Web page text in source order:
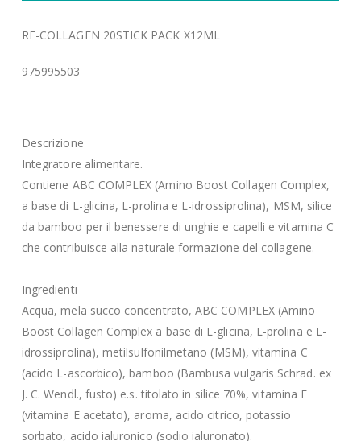
RE-COLLAGEN 20STICK PACK X12ML
975995503
Descrizione
Integratore alimentare.
Contiene ABC COMPLEX (Amino Boost Collagen Complex,
a base di L-glicina, L-prolina e L-idrossiprolina), MSM, silice
da bamboo per il benessere di unghie e capelli e vitamina C
che contribuisce alla naturale formazione del collagene.
Ingredienti
Acqua, mela succo concentrato, ABC COMPLEX (Amino
Boost Collagen Complex a base di L-glicina, L-prolina e L-
idrossiprolina), metilsulfonilmetano (MSM), vitamina C
(acido L-ascorbico), bamboo (Bambusa vulgaris Schrad. ex
J. C. Wendl., fusto) e.s. titolato in silice 70%, vitamina E
(vitamina E acetato), aroma, acido citrico, potassio
sorbato, acido ialuronico (sodio ialuronato).